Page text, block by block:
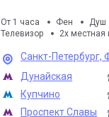
От 1 часа Фен Душ
Телевизор
2х местная
Санкт-Петербург,
Дунайская
Купчино
Проспект Славы